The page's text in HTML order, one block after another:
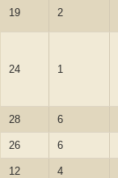
19 2
24 1
28 6
26 6
12 4